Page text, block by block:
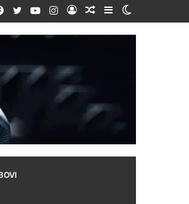
Sidebar
Random
Prijava
Instagram
YouTube
Twitter
Facebook